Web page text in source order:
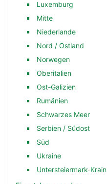
Luxemburg
Mitte
Niederlande
Nord / Ostland
Norwegen
Oberitalien
Ost-Galizien
Rumänien
Schwarzes Meer
Serbien / Südost
Süd
Ukraine
Untersteiermark-Krain